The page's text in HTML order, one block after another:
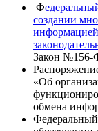
Ф
создании
Закон №156-
«Об
обмена